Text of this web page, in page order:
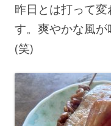
昨日とは打って
す。爽やかな風
(笑)